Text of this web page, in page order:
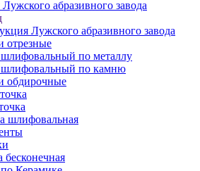
абразивного завода
Лужского абразивного завода
отрезные
по металлу
по камню
обдирочные
шлифовальная
бесконечная